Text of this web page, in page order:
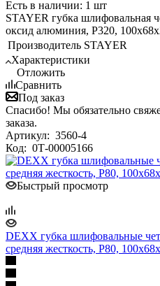
Есть в наличии: 1 шт
STAYER губка шлифовальная
оксид алюминия, Р320,
Производитель STAYER
Характеристики
Отложить
Сравнить
Под заказ
Спасибо! Мы обязательно
заказа.
Артикул: 3560-4
Код: 0Т-00005166
Быстрый просмотр
DEXX губка шлифовальные
средняя жесткость, Р80,